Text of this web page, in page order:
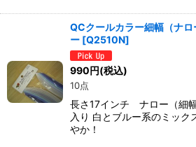
QCクールカラー細幅（ナ
ー [Q2510N]
990円(税込)
10点
長さ17インチ ナロー（細
入り 白とブルー系のミック
やか！